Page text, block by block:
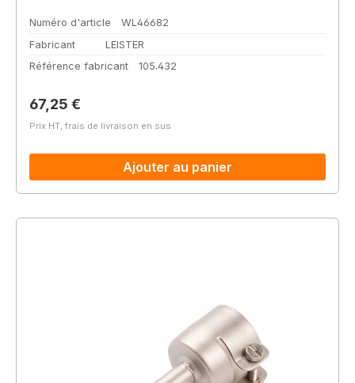
Numéro d'article
WL46682
Fabricant
LEISTER
Référence fabricant
105.432
Prix régulier :
67,25 €
Prix HT, frais de livraison en sus
Ajouter au panier